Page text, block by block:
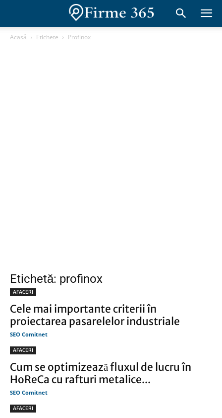
Acasă Etichete Profinox
Etichetă: profinox
AFACERI
Cele mai importante criterii în
proiectarea pasarelelor industriale
SEO Comitnet
AFACERI
Cum se optimizează fluxul de lucru în
HoReCa cu rafturi metalice...
SEO Comitnet
AFACERI